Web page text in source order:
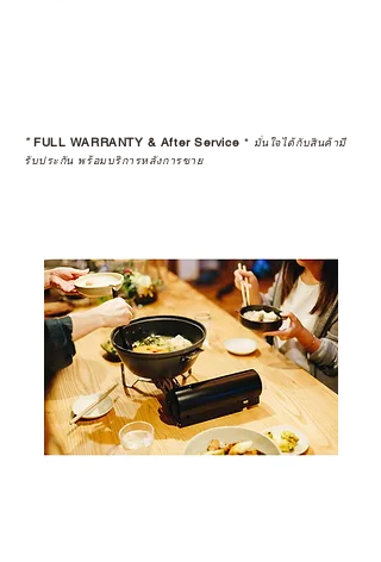
*FULL WARRANTY & After Service * มั่นใจได้กับสินค้ามี
รับประกัน พร้อมบริการหลังการขาย